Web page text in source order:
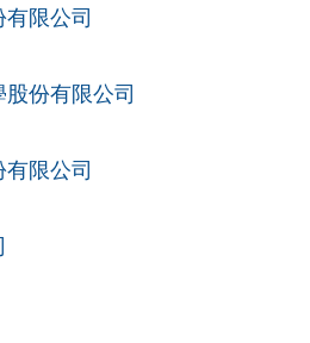
限公司
份有限公司
限公司